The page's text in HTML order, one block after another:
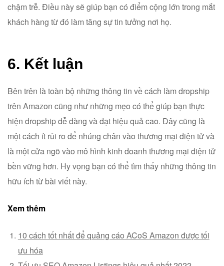
chậm trễ. Điều này sẽ giúp bạn có điểm cộng lớn trong mắt
khách hàng từ đó làm tăng sự tin tưởng nơi họ.
6. Kết luận
Bên trên là toàn bộ những thông tin về cách làm dropship
trên Amazon cũng như những mẹo có thể giúp bạn thực
hiện dropship dễ dàng và đạt hiệu quả cao. Đây cũng là
một cách ít rủi ro để nhúng chân vào thương mại điện tử và
là một cửa ngõ vào mô hình kinh doanh thương mại điện tử
bền vững hơn. Hy vọng bạn có thể tìm thấy những thông tin
hữu ích từ bài viết này.
Xem thêm
10 cách tốt nhất để quảng cáo ACoS Amazon được tối
ưu hóa